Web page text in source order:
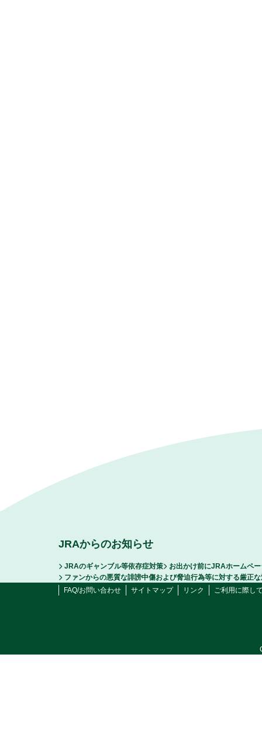
JRAからのお知らせ
JRAのギャンブル等依存症対策
お出かけ前にJRAホームペ
ファンからの悪質な誹謗中傷および脅迫行為等に対する厳正
FAQ/お問い合わせ
サイトマップ リンク ご利用に際し